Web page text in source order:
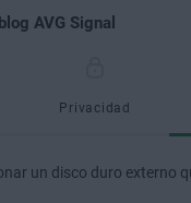
AVG Signal
Privacidad
un disco duro externo